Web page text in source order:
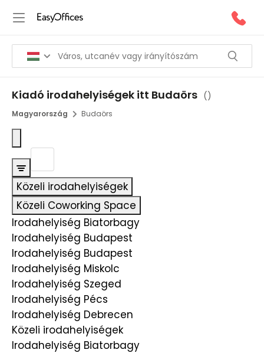
Kiadó irodahelyiségek itt Budaörs ()
Magyarország Budaörs
Közeli irodahelyiségek
Közeli Coworking Space
Irodahelyiség Biatorbagy
Irodahelyiség Budapest
Irodahelyiség Budapest
Irodahelyiség Miskolc
Irodahelyiség Szeged
Irodahelyiség Pécs
Irodahelyiség Debrecen
Közeli irodahelyiségek
Irodahelyiség Biatorbagy